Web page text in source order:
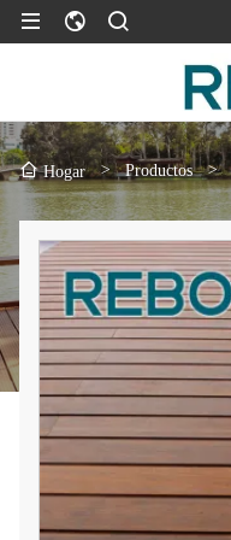
Hogar > Productos >